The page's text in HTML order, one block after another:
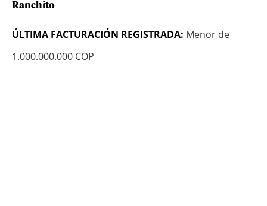
Ranchito
ÚLTIMA FACTURACIÓN REGISTRADA: Menor de
1.000.000.000 COP